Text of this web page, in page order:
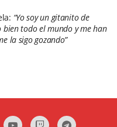
“Yo soy un gitanito de
todo el mundo y me han
la sigo gozando”